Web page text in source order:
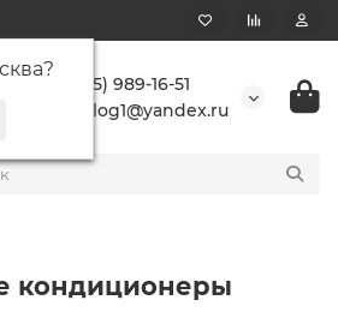
?
+7 (495) 989-16-51
buranlog1@yandex.ru
кондиционеры